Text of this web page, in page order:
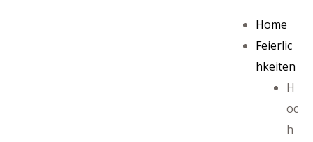
Home
Feierlic
hkeiten
H
oc
h